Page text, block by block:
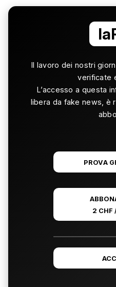
Il lavoro dei nostri
verificate
L’accesso a questa
libera da fake news, è
PROVA
2 CHF